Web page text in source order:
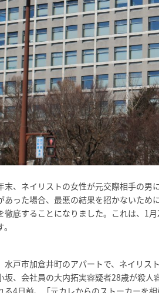
末、ネイリストの女性が元交際相手の
あった場合、最悪の結果を招かないた
徹底することになりました。これは、1
水戸市加倉井町のアパートで、ネイリ
坂、会社員の大内拓実容疑者28歳が殺
る4日前、「元カレからのストーカー